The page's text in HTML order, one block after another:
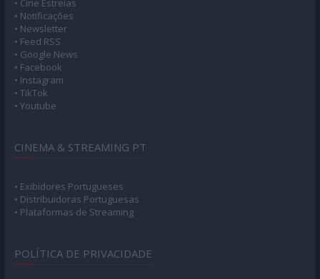
• Cine Estreias
• Notificações
• Newsletter
• Feed RSS
• Google News
• Facebook
• Instagram
• TikTok
• Youtube
CINEMA & STREAMING PT
• Exibidores Portugueses
• Distribuidoras Portuguesas
• Plataformas de Streaming
POLÍTICA DE PRIVACIDADE